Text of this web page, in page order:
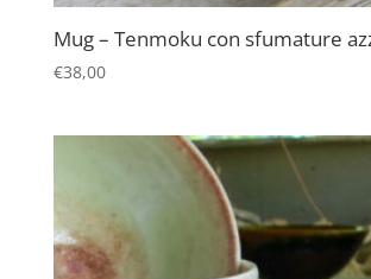
Mug – Tenmoku con sfumature
€38,00